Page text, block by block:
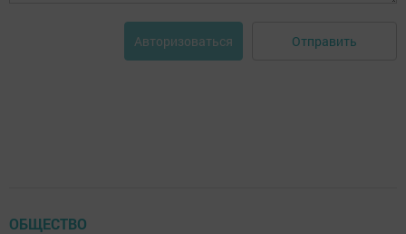
Авторизоваться Отправить
ОБЩЕСТВО